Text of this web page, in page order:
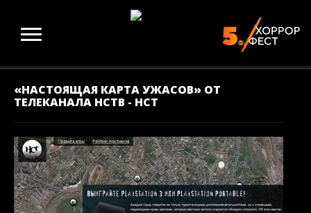
«НАСТОЯЩАЯ КАРТА УЖАСОВ» ОТ
ТЕЛЕКАНАЛА НСТВ - НСТ